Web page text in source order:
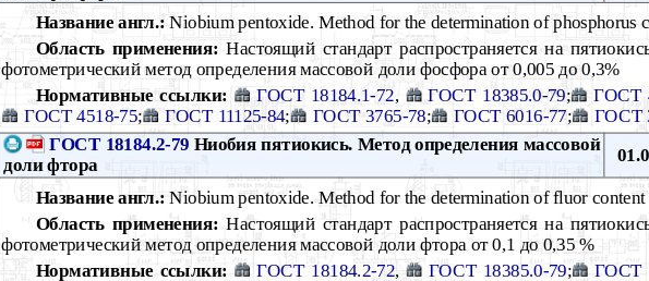
Название англ.: Niobium pentoxide. Method for the determination of phosphorus
Область применения: Настоящий стандарт распространяется на
фотометрический метод определения массовой доли фосфора от 0,005 до 0,3%
Нормативные ссылки:
ГОСТ 18184.1-72, ГОСТ 18385.0-79; ГОСТ
ГОСТ 4518-75; ГОСТ 11125-84; ГОСТ 3765-78; ГОСТ 6016-77; ГОСТ
ГОСТ 18184.2-79 Ниобия пятиокись. Метод определения массовой
доли фтора
Название англ.: Niobium pentoxide. Method for the determination of fluor content
Область применения: Настоящий стандарт распространяется на
фотометрический метод определения массовой доли фтора от 0,1 до 0,35 %
Нормативные ссылки: ГОСТ 18184.2-72, ГОСТ 18385.0-79; ГОСТ